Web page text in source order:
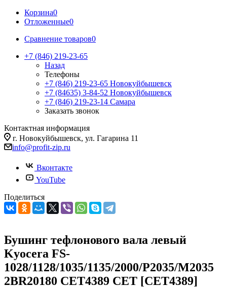
Корзина0
Отложенные0
Сравнение товаров0
+7 (846) 219-23-65
Назад
Телефоны
+7 (846) 219-23-65 Новокуйбышевск
+7 (84635) 3-84-52 Новокуйбышевск
+7 (846) 219-23-14 Самара
Заказать звонок
Контактная информация
г. Новокуйбышевск, ул. Гагарина 11
info@profit-zip.ru
Вконтакте
YouTube
Поделиться
Бушинг тефлонового вала левый
Kyocera FS-
1028/1128/1035/1135/2000/P2035/M2035
2BR20180 CET4389 CET [CET4389]